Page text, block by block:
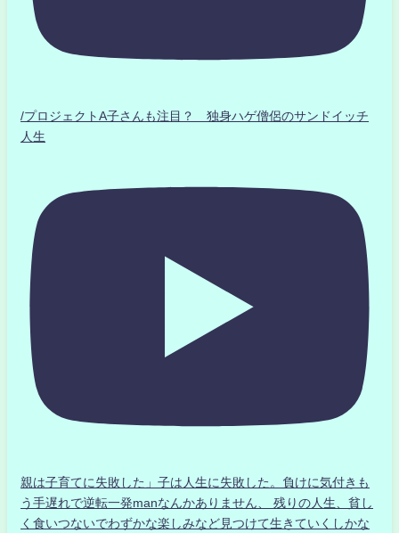
/プロジェクトA子さんも注目？ 独身ハゲ僧侶のサンドイッチ
人生
親は子育てに失敗した」子は人生に失敗した。負けに気付きも
う手遅れで逆転一発manなんかありません、 残りの人生、貧し
く食いつないでわずかな楽しみなど見つけて生きていくしかな